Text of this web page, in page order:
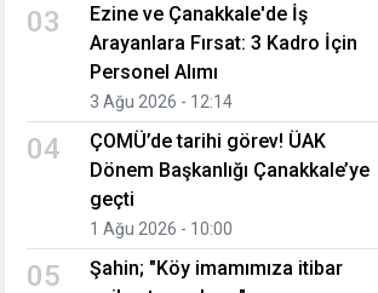
03
Ezine ve Çanakkale'de İş
Arayanlara Fırsat: 3 Kadro İçin
Personel Alımı
3 Ağu 2026 - 12:14
04
ÇOMÜ’de tarihi görev! ÜAK
Dönem Başkanlığı Çanakkale’ye
geçti
1 Ağu 2026 - 10:00
05
Şahin; "Köy imamımıza itibar